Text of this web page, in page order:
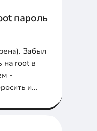
пароль
Забыл
на root в
-
и